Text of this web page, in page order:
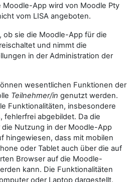
Moodle-App wird von Moodle Pty
vom LISA angeboten.
ob sie die Moodle-App für die
und nimmt die
in der Administration der
wesentlichen Funktionen der
Teilnehmer/in genutzt werden.
Funktionalitäten, insbesondere
fehlerfrei abgebildet. Da die
Nutzung in der Moodle-App
hingewiesen, dass mit mobilen
oder Tablet auch über die auf
Browser auf die Moodle-
kann. Die Funktionalitäten
oder Laptop dargestellt.